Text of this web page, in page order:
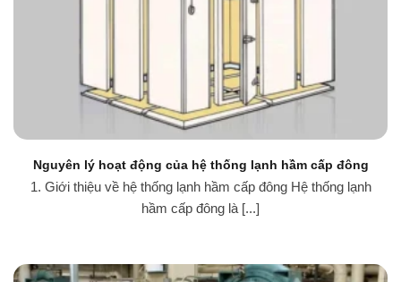
Nguyên lý hoạt động của hệ thống lạnh hầm cấp đông
1. Giới thiệu về hệ thống lạnh hầm cấp đông Hệ thống lạnh
hầm cấp đông là [...]